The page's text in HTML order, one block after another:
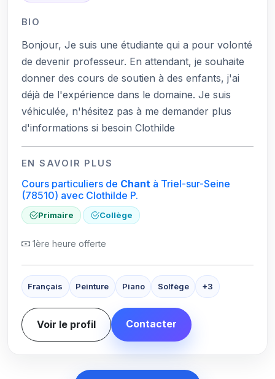
BIO
Bonjour, Je suis une étudiante qui a pour volonté
de devenir professeur. En attendant, je souhaite
donner des cours de soutien à des enfants, j'ai
déjà de l'expérience dans le domaine. Je suis
véhiculée, n'hésitez pas à me demander plus
d'informations si besoin Clothilde
EN SAVOIR PLUS
Cours particuliers de Chant à Triel-sur-Seine
(78510) avec Clothilde P.
Primaire Collège
1ère heure offerte
Français Peinture Piano Solfège +3
Voir le profil Contacter